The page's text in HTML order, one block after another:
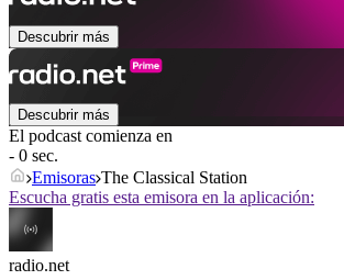
Descubrir más
Descubrir más
El podcast comienza en
- 0 sec.
Emisoras The Classical Station
Escucha gratis esta emisora en la aplicación:
radio.net